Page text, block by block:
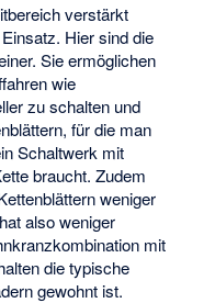
verstärkt
Hier sind die
Sie ermöglichen
wie
zu schalten und
für die man
Schaltwerk mit
braucht. Zudem
weniger
also weniger
mit
die typische
gewohnt ist.